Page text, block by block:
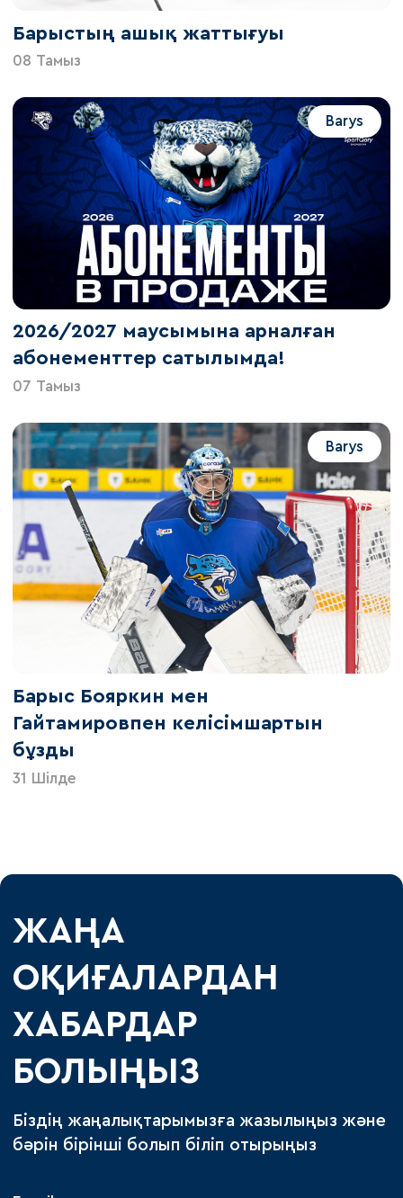
Барыстың ашық жаттығуы
08 Тамыз
Barys
2026/2027 маусымына арналған
абонементтер сатылымда!
07 Тамыз
Barys
Барыс Бояркин мен
Гайтамировпен келісімшартын
бұзды
31 Шілде
ЖАҢА
ОҚИҒАЛАРДАН
ХАБАРДАР
БОЛЫҢЫЗ
Біздің жаңалықтарымызға жазылыңыз және
бәрін бірінші болып біліп отырыңыз